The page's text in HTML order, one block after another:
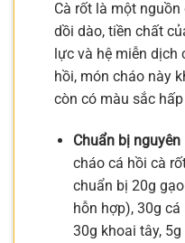
Cà rốt là một
dồi dào, tiền chất
lực và hệ miễn dịch
hồi, món cháo này
còn có màu sắc
Chuẩn bị nguyên
cháo cá hồi cà
chuẩn bị 20g
hỗn hợp), 30g
30g khoai tây,